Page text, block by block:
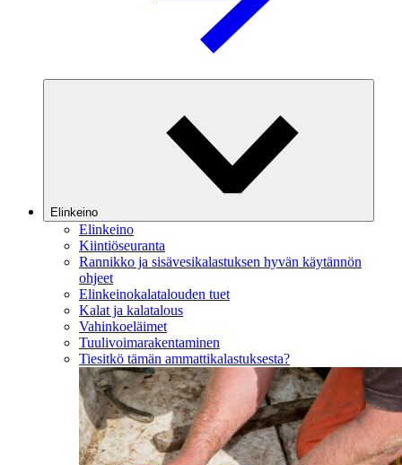
Elinkeino
Elinkeino
Kiintiöseuranta
Rannikko ja sisävesikalastuksen hyvän käytännön
ohjeet
Elinkeinokalatalouden tuet
Kalat ja kalatalous
Vahinkoeläimet
Tuulivoimarakentaminen
Tiesitkö tämän ammattikalastuksesta?